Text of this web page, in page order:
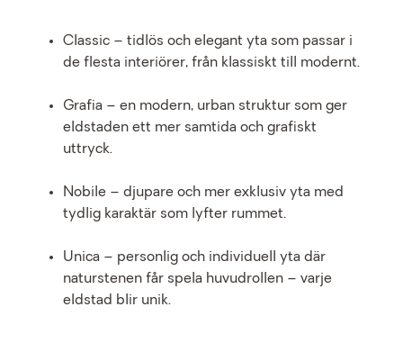
Classic – tidlös och elegant yta som passar i
de flesta interiörer, från klassiskt till modernt.
Grafia – en modern, urban struktur som ger
eldstaden ett mer samtida och grafiskt
uttryck.
Nobile – djupare och mer exklusiv yta med
tydlig karaktär som lyfter rummet.
Unica – personlig och individuell yta där
naturstenen får spela huvudrollen – varje
eldstad blir unik.